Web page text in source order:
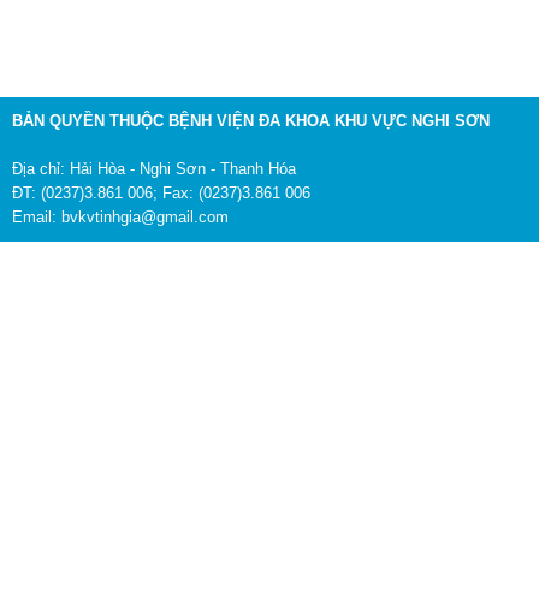
BẢN QUYỀN THUỘC BỆNH VIỆN ĐA KHOA KHU VỰC NGHI SƠN
Địa chỉ: Hải Hòa - Nghi Sơn - Thanh Hóa
ĐT: (0237)3.861 006; Fax: (0237)3.861 006
Email: bvkvtinhgia@gmail.com